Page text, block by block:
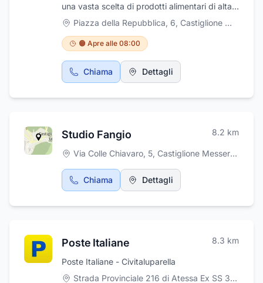
una vasta scelta di prodotti alimentari di alta
qualità. L'azienda è specializzata nella
vendita di ortofrutta, carni e formaggi, salumi
selezionati con cura dai migliori produttori,
pane fresco, frutta e verdura. Offre anche un
servizio di consegna a domicilio per i clienti
che ne fanno richiesta!
Piazza della Repubblica, 6, Castiglione Messer Marino
🟠 Apre alle 08:00
Chiama Dettagli
Studio Fangio 8.2 km
Via Colle Chiavaro, 5, Castiglione Messer Marino
Chiama Dettagli
Poste Italiane 8.3 km
Poste Italiane - Civitaluparella
Strada Provinciale 216 di Atessa Ex SS 364, 38, Civitaluparella